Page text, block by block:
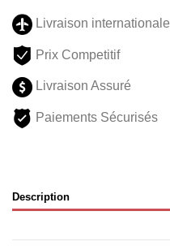
Livraison internationale
Prix Competitif
Livraison Assuré
Paiements Sécurisés
Description